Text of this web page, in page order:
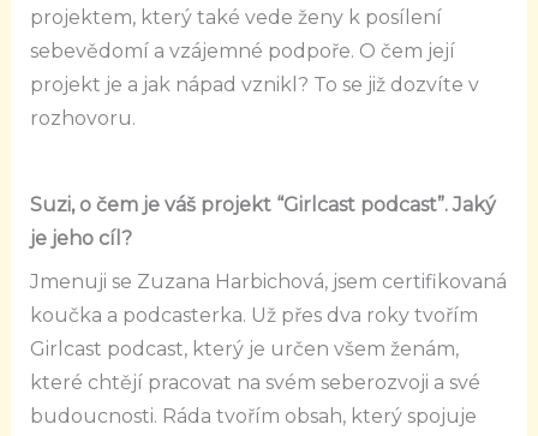
projektem, který také vede ženy k posílení
sebevědomí a vzájemné podpoře. O čem její
projekt je a jak nápad vznikl? To se již dozvíte v
rozhovoru.
Suzi, o čem je váš projekt “Girlcast podcast”. Jaký
je jeho cíl?
Jmenuji se Zuzana Harbichová, jsem certifikovaná
koučka a podcasterka. Už přes dva roky tvořím
Girlcast podcast, který je určen všem ženám,
které chtějí pracovat na svém seberozvoji a své
budoucnosti. Ráda tvořím obsah, který spojuje